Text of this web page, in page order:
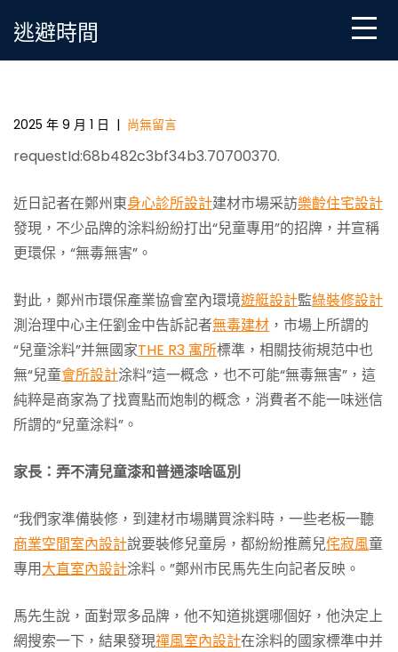
逃避時間
市場銷售兒童專用涂料稱無毒害 專家：純屬炒作_中國
2025 年 9 月 1 日 | 尚無留言
requestId:68b482c3bf34b3.70700370.
近日記者在鄭州東身心診所設計建材市場采訪樂齡住宅設計
發現，不少品牌的涂料紛紛打出“兒童專用”的招牌，并宣稱
更環保，“無毒無害”。
對此，鄭州市環保產業協會室內環境遊艇設計監綠裝修設計
測治理中心主任劉金中告訴記者無毒建材 ，市場上所謂的
“兒童涂料”并無國家THE R3 寓所標準，相關技術規范中也
無“兒童會所設計涂料”這一概念，也不可能“無毒無害”，這
純粹是商家為了找賣點而炮制的概念，消費者不能一味迷信
所謂的“兒童涂料”。
家長：弄不清兒童漆和普通漆啥區別
“我們家準備裝修，到建材市場購買涂料時，一些老板一聽
商業空間室內設計說要裝修兒童房，都紛紛推薦兒侘寂風童
專用大直室內設計涂料。”鄭州市民馬先生向記者反映。
馬先生說，面對眾多品牌，他不知道挑選哪個好，他決定上
網搜索一下，結果發現禪風室內設計在涂料的國家標準中并